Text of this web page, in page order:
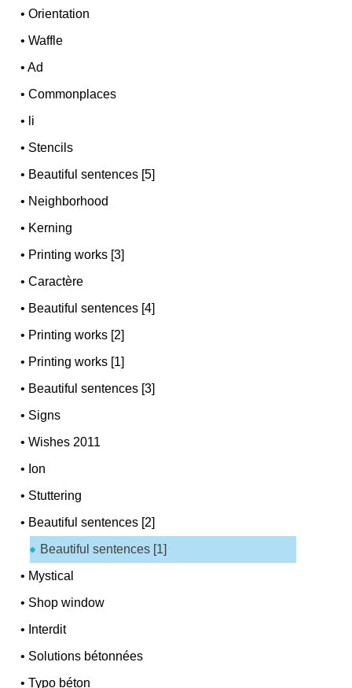
•Orientation
•Waffle
•Ad
•Commonplaces
• li
• Stencils
• Beautiful sentences [5]
• Neighborhood
• Kerning
• Printing works [3]
•Caractère
• Beautiful sentences [4]
• Printing works [2]
• Printing works [1]
• Beautiful sentences [3]
• Signs
•Wishes 2011
• Ion
• Stuttering
• Beautiful sentences [2]
Beautiful sentences [1]
• Mystical
• Shop window
• Interdit
• Solutions bétonnées
•Typo béton